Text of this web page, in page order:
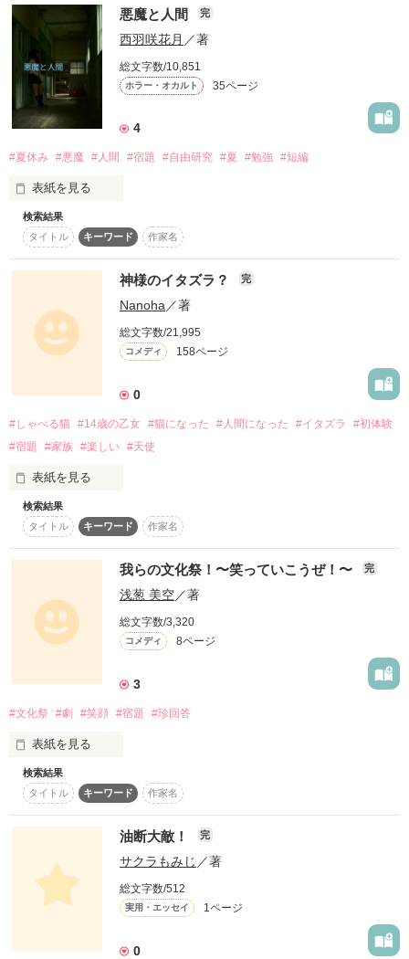
500文字の不気味なテスト、募集中。
200文字でゾッ！こわい短編コンテスト
スターツ出版小説投稿サイト合同企画「1話からの長編大
賞」野いちご！会場
その他の条件
作品を読む
これは、宮沢賢治作
「グスコーブドリの伝記」
の読書感想文です
読んでも全く面白くないと思いますので
興味がある方だけどうぞ(^^)
2019.8.20  公開
・:*:・:・:・:*:・:・:・:*:・:・:・:*:・
【 レビュー御礼 】
まふぃん☆彡さま
こんなつまらない文章にレビューをいただき
ありがとうございます。
次は胸キュンをお届けできるように頑張ります！
悪魔と人間 完
西羽咲花月 ／著
総文字数/10,851
ホラー・オカルト 35ページ
4
#夏休み #悪魔 #人間 #宿題 #自由研究 #夏 #勉強 #短編
表紙を見る
「悪魔と人間」
これは夏休みの自由研究
研究結果は以下のとおり。
検索結果
タイトル
キーワード 作家名
神様のイタズラ？ 完
Nanoha／著
総文字数/21,995
コメディ 158ページ
0
#しゃべる猫 #14歳の乙女 #猫になった #人間になった #イタズラ
#初体験
#宿題
#家族 #楽しい #天使
表紙を見る
14歳の乙女が
マ、マ、マーキング？
★
なんでアタシが
あんたの体舐めなきゃいけないのよ？
キモチワリー！
☆★☆
検索結果
タイトル
キーワード 作家名
我らの文化祭！〜笑っていこうぜ！〜 完
浅葱 美空／著
総文字数/3,320
コメディ 8ページ
3
#文化祭 #劇 #笑顔 #宿題 #珍回答
表紙を見る
日本の田舎にある高校。生徒数も少なく、みんなが伸び伸びと
自由に過ごすこの高校では、年に一度のイベントである文化祭
が開かれている！
三年生のあるクラスは、ステージで劇を発表することになっ
た。多くの人が始まるのを心待ちにしている。
司会の話が終わると、ゆっくりと緞帳が上がっていく。
検索結果
タイトル
キーワード 作家名
油断大敵！ 完
サクラもみじ ／著
総文字数/512
実用・エッセイ 1ページ
0